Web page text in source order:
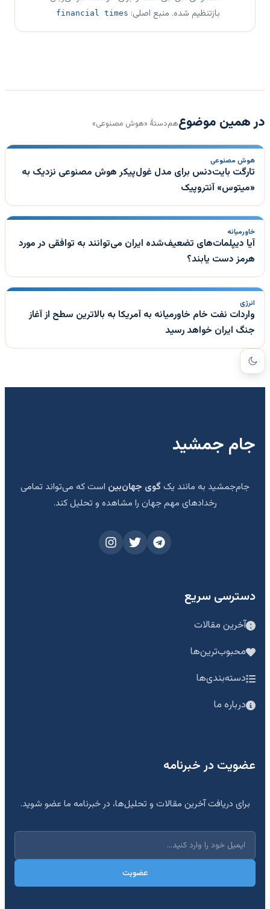
بازتنظیم شده. منبع اصلی: financial times
در همین موضوعهم‌دستهٔ «هوش مصنوعی»
هوش مصنوعی
تارگت بایت‌دنس برای مدل غول‌پیکر هوش مصنوعی نزدیک به
«میتوس» آنتروپیک
خاورمیانه
آیا دیپلمات‌های تضعیف‌شده ایران می‌توانند به توافقی در مورد
هرمز دست یابند؟
انرژی
واردات نفت خام خاورمیانه به آمریکا به بالاترین سطح از آغاز
جنگ ایران خواهد رسید
جام جمشید
جام‌جمشید به مانند یک گوی جهان‌بین است که می‌تواند تمامی
رخدادهای مهم جهان را مشاهده و تحلیل کند.
دسترسی سریع
آخرین مقالات
محبوب‌ترین‌ها
دسته‌بندی‌ها
درباره ما
عضویت در خبرنامه
برای دریافت آخرین مقالات و تحلیل‌ها، در خبرنامه ما عضو شوید.
عضویت